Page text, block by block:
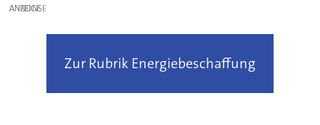
ANZEIGE
Zur Rubrik Energiebeschaffung